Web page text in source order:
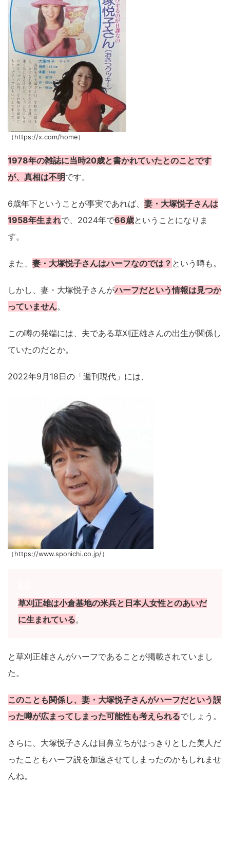
（https://x.com/home）
1978年の雑誌に当時20歳と書かれていたとのことです
が、真相は不明です。
6歳年下ということが事実であれば、 妻・大塚悦子さんは
1958年生まれで、2024年で66歳ということになりま
す。
また、 妻・大塚悦子さんはハーフなのでは？ という噂も。
しかし、妻・大塚悦子さんがハーフだという情報は見つか
っていません。
この噂の発端には、夫である草刈正雄さんの出生が関係し
ていたのだとか。
2022年9月18日の「週刊現代」には、
（https://www.sponichi.co.jp/）
草刈正雄は小倉基地の米兵と日本人女性とのあいだ
に生まれている。
と草刈正雄さんがハーフであることが掲載されていまし
た。
このことも関係し、妻・大塚悦子さんがハーフだという誤
った噂が広まってしまった可能性も考えられるでしょう。
さらに、大塚悦子さんは目鼻立ちがはっきりとした美人だ
ったこともハーフ説を加速させてしまったのかもしれませ
んね。